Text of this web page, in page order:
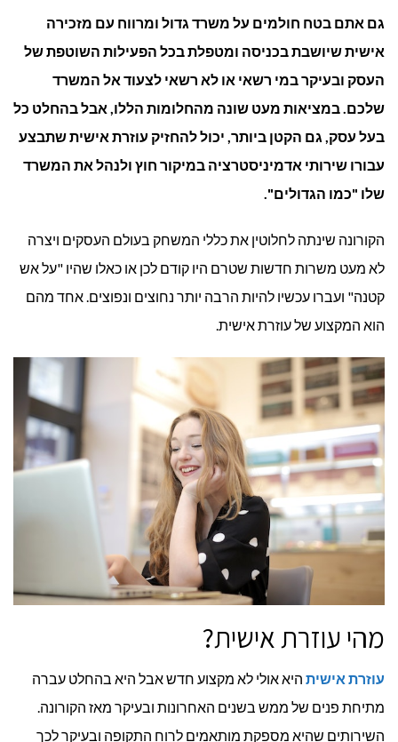
גם אתם בטח חולמים על משרד גדול ומרווח עם מזכירה
אישית שיושבת בכניסה ומטפלת בכל הפעילות השוטפת של
העסק ובעיקר במי רשאי או לא רשאי לצעוד אל המשרד
שלכם. במציאות מעט שונה מהחלומות הללו, אבל בהחלט כל
בעל עסק, גם הקטן ביותר, יכול להחזיק עוזרת אישית שתבצע
עבורו שירותי אדמיניסטרציה במיקור חוץ ולנהל את המשרד
שלו "כמו הגדולים".
הקורונה שינתה לחלוטין את כללי המשחק בעולם העסקים ויצרה
לא מעט משרות חדשות שטרם היו קודם לכן או כאלו שהיו "על אש
קטנה" ועברו עכשיו להיות הרבה יותר נחוצים ונפוצים. אחד מהם
הוא המקצוע של עוזרת אישית.
מהי עוזרת אישית?
עוזרת אישית היא אולי לא מקצוע חדש אבל היא בהחלט עברה
מתיחת פנים של ממש בשנים האחרונות ובעיקר מאז הקורונה.
השירותים שהיא מספקת מותאמים לרוח התקופה ובעיקר לכך